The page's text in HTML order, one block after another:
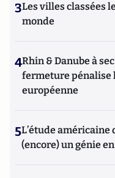
3Les villes classées
monde
4Rhin & Danube à
fermeture pénalise
européenne
5L’étude américaine
(encore) un génie